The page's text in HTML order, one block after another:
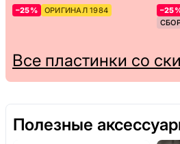
–25% ОРИГИНАЛ 1984
Все пластинки со
Полезные